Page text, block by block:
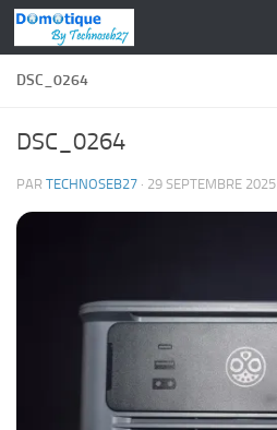
Skip to content
DSC_0264
DSC_0264
PAR TECHNOSEB27 · 29 SEPTEMBRE 2025